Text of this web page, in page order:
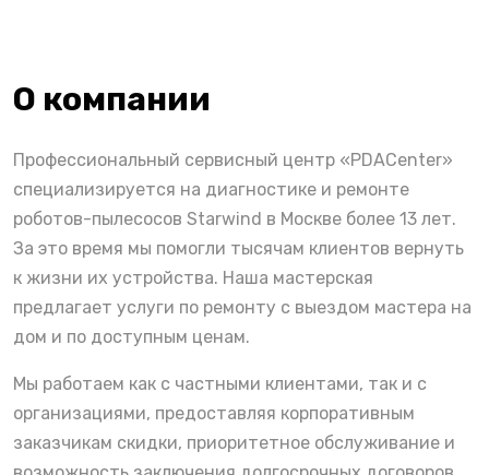
О компании
Профессиональный сервисный центр «PDACenter»
специализируется на диагностике и ремонте
роботов-пылесосов Starwind в Москве более 13 лет.
За это время мы помогли тысячам клиентов вернуть
к жизни их устройства. Наша мастерская
предлагает услуги по ремонту с выездом мастера на
дом и по доступным ценам.
Мы работаем как с частными клиентами, так и с
организациями, предоставляя корпоративным
заказчикам скидки, приоритетное обслуживание и